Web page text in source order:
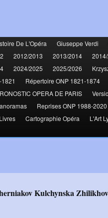
De L'Opéra Giuseppe Verdi
2012/2013 2013/2014
2024/2025 2025/2026
Répertoire ONP 1821-1874
OPERA DE PARIS
Reprises ONP 1988-2020
Livres Cartographie Opéra L'Art